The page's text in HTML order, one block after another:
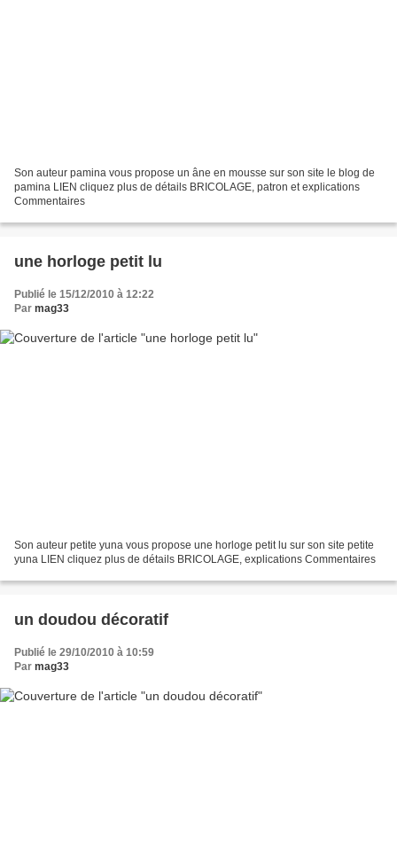
Son auteur pamina vous propose un âne en mousse sur son site le blog de
pamina LIEN cliquez plus de détails BRICOLAGE, patron et explications
Commentaires
une horloge petit lu
Publié le 15/12/2010 à 12:22
Par mag33
Son auteur petite yuna vous propose une horloge petit lu sur son site petite
yuna LIEN cliquez plus de détails BRICOLAGE, explications Commentaires
un doudou décoratif
Publié le 29/10/2010 à 10:59
Par mag33